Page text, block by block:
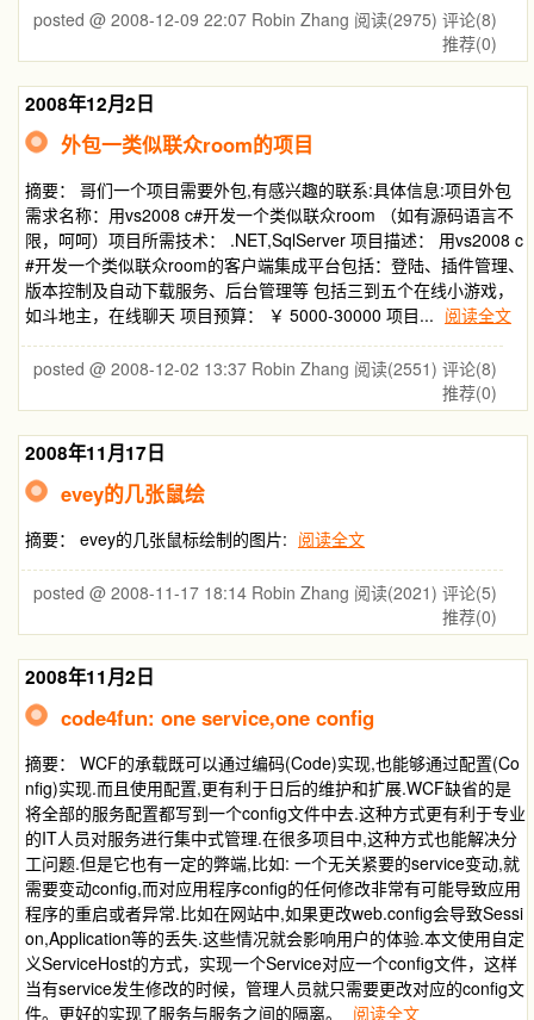
posted @ 2008-12-09 22:07 Robin Zhang 阅读(2975) 评论(8)
推荐(0)
2008年12月2日
外包一类似联众room的项目
摘要： 哥们一个项目需要外包,有感兴趣的联系:具体信息:项目外包
需求名称：用vs2008 c#开发一个类似联众room （如有源码语言不
限，呵呵）项目所需技术： .NET,SqlServer 项目描述： 用vs2008 c
#开发一个类似联众room的客户端集成平台包括：登陆、插件管理、
版本控制及自动下载服务、后台管理等 包括三到五个在线小游戏，
如斗地主，在线聊天 项目预算： ￥ 5000-30000 项目... 阅读全文
posted @ 2008-12-02 13:37 Robin Zhang 阅读(2551) 评论(8)
推荐(0)
2008年11月17日
evey的几张鼠绘
摘要： evey的几张鼠标绘制的图片: 阅读全文
posted @ 2008-11-17 18:14 Robin Zhang 阅读(2021) 评论(5)
推荐(0)
2008年11月2日
code4fun: one service,one config
摘要： WCF的承载既可以通过编码(Code)实现,也能够通过配置(Co
nfig)实现.而且使用配置,更有利于日后的维护和扩展.WCF缺省的是
将全部的服务配置都写到一个config文件中去.这种方式更有利于专业
的IT人员对服务进行集中式管理.在很多项目中,这种方式也能解决分
工问题.但是它也有一定的弊端,比如: 一个无关紧要的service变动,就
需要变动config,而对应用程序config的任何修改非常有可能导致应用
程序的重启或者异常.比如在网站中,如果更改web.config会导致Sessi
on,Application等的丢失.这些情况就会影响用户的体验.本文使用自定
义ServiceHost的方式，实现一个Service对应一个config文件，这样
当有service发生修改的时候，管理人员就只需要更改对应的config文
件。更好的实现了服务与服务之间的隔离。
阅读全文